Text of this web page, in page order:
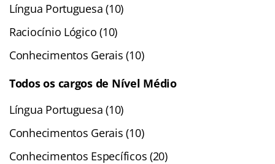
Língua Portuguesa (10)
Raciocínio Lógico (10)
Conhecimentos Gerais (10)
Todos os cargos de Nível Médio
Língua Portuguesa (10)
Conhecimentos Gerais (10)
Conhecimentos Específicos (20)